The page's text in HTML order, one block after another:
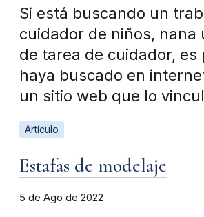
Si está buscando un
cuidador de niños, nana
de tarea de cuidador, es
haya buscado en
un sitio web que lo
Artículo
Estafas de modelaje
5 de Ago de 2022